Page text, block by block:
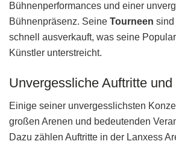
Bühnenperformances und einer
Bühnenpräsenz. Seine Tourneen sind
schnell ausverkauft, was seine
Künstler unterstreicht.
Unvergessliche Auftritte
Einige seiner unvergesslichsten
großen Arenen und bedeutenden
Dazu zählen Auftritte in der Lanxess